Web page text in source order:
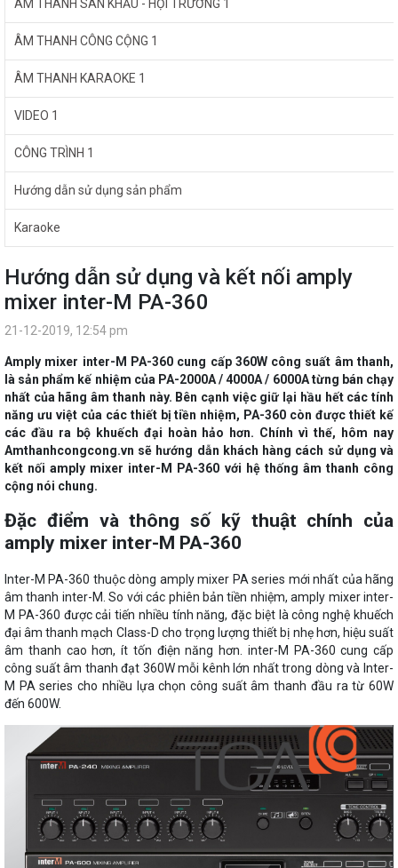
ÂM THANH SÂN KHẤU - HỘI TRƯỜNG 1
ÂM THANH CÔNG CỘNG 1
ÂM THANH KARAOKE 1
VIDEO 1
CÔNG TRÌNH 1
Hướng dẫn sử dụng sản phẩm
Karaoke
Hướng dẫn sử dụng và kết nối amply
mixer inter-M PA-360
21-12-2019, 12:54 pm
Amply mixer inter-M PA-360 cung cấp 360W công suất âm thanh,
là sản phẩm kế nhiệm của PA-2000A / 4000A / 6000A từng bán chạy
nhất của hãng âm thanh này. Bên cạnh việc giữ lại hầu hết các tính
năng ưu việt của các thiết bị tiền nhiệm, PA-360 còn được thiết kế
các đầu ra bộ khuếch đại hoàn hảo hơn. Chính vì thế, hôm nay
Amthanhcongcong.vn sẽ hướng dẫn khách hàng cách sử dụng và
kết nối amply mixer inter-M PA-360 với hệ thống âm thanh công
cộng nói chung.
Đặc điểm và thông số kỹ thuật chính của
amply mixer inter-M PA-360
Inter-M PA-360 thuộc dòng amply mixer PA series mới nhất của hãng
âm thanh inter-M. So với các phiên bản tiền nhiệm, amply mixer inter-
M PA-360 được cải tiến nhiều tính năng, đặc biệt là công nghệ khuếch
đại âm thanh mạch Class-D cho trọng lượng thiết bị nhẹ hơn, hiệu suất
âm thanh cao hơn, ít tốn điện năng hơn. inter-M PA-360 cung cấp
công suất âm thanh đạt 360W mỗi kênh lớn nhất trong dòng và Inter-
M PA series cho nhiều lựa chọn công suất âm thanh đầu ra từ 60W
đến 600W.